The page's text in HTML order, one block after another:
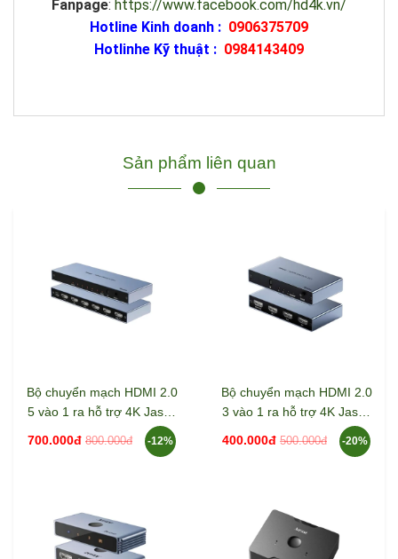
Fanpage: https://www.facebook.com/hd4k.vn/
Hotline Kinh doanh : 0906375709
Hotlinhe Kỹ thuật : 0984143409
Sản phẩm liên quan
Bộ chuyển mạch HDMI 2.0
5 vào 1 ra hỗ trợ 4K Jasoz
700.000đ 800.000đ -12%
Bộ chuyển mạch HDMI 2.0
3 vào 1 ra hỗ trợ 4K Jasoz
400.000đ 500.000đ -20%